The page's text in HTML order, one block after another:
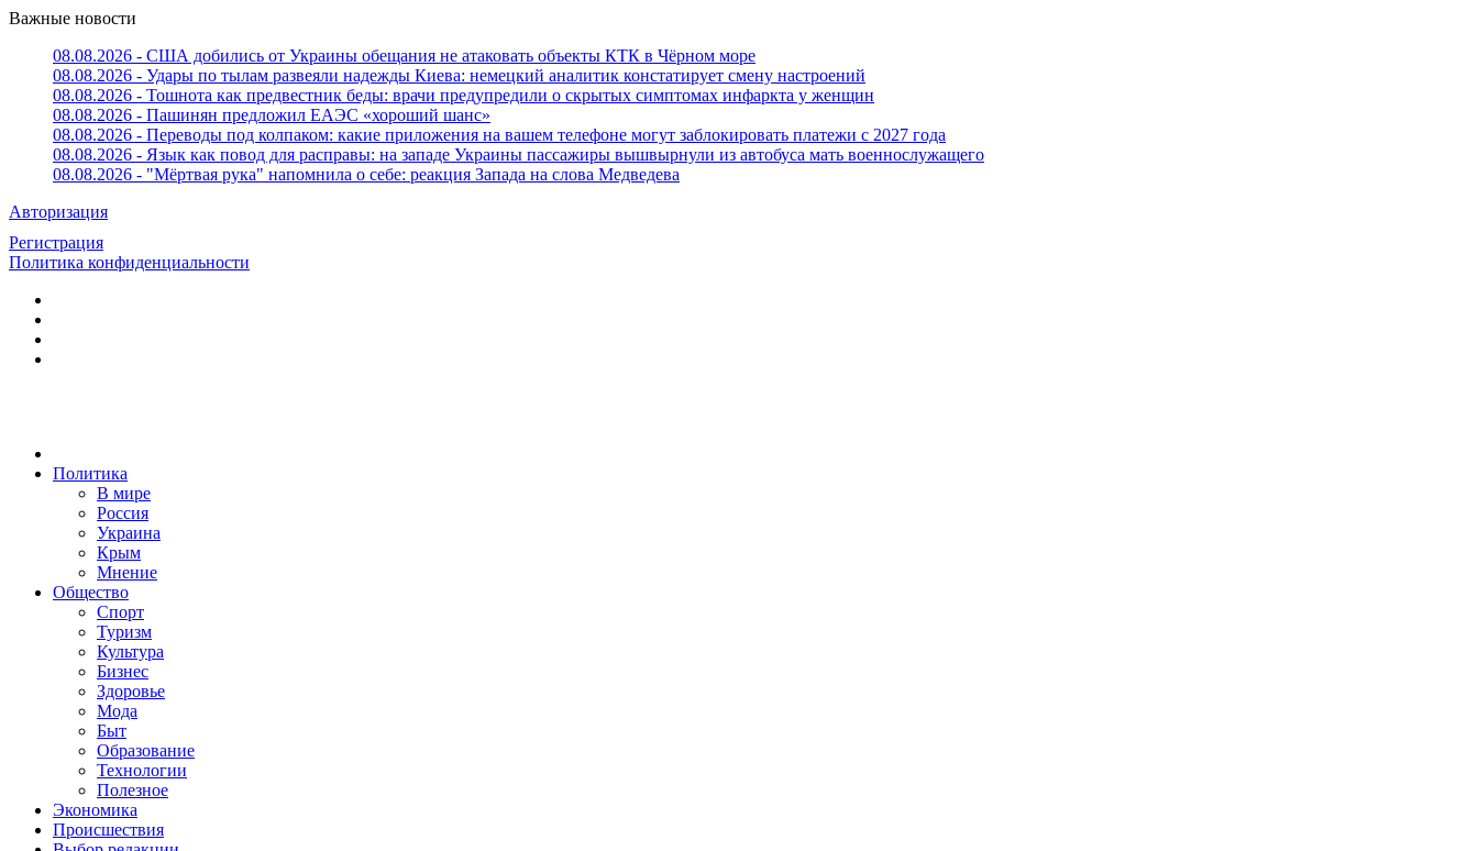
Важные новости
08.08.2026 - США добились от Украины обещания не атаковать объекты КТК в Чёрном море
08.08.2026 - Удары по тылам развеяли надежды Киева: немецкий аналитик констатирует смену настроений
08.08.2026 - Тошнота как предвестник беды: врачи предупредили о скрытых симптомах инфаркта у женщин
08.08.2026 - Пашинян предложил ЕАЭС «хороший шанс»
08.08.2026 - Переводы под колпаком: какие приложения на вашем телефоне могут заблокировать платежи с 2027 года
08.08.2026 - Язык как повод для расправы: на западе Украины пассажиры вышвырнули из автобуса мать военнослужащего
08.08.2026 - "Мёртвая рука" напомнила о себе: реакция Запада на слова Медведева
Авторизация
Регистрация
Политика конфиденциальности
Политика
В мире
Россия
Украина
Крым
Мнение
Общество
Спорт
Туризм
Культура
Бизнес
Здоровье
Мода
Быт
Образование
Технологии
Полезное
Экономика
Происшествия